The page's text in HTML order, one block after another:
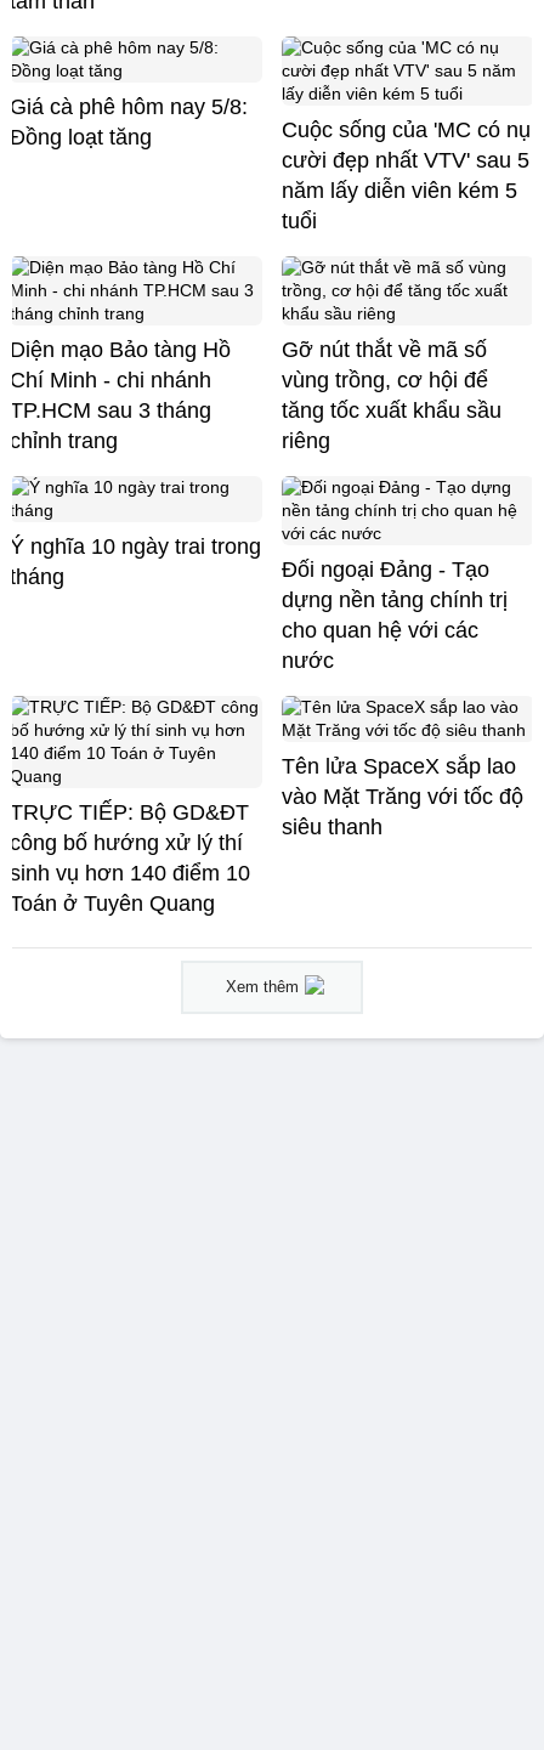
Giá cà phê hôm nay 5/8:
Đồng loạt tăng
Cuộc sống của 'MC có nụ
cười đẹp nhất VTV' sau 5
năm lấy diễn viên kém 5
tuổi
Diện mạo Bảo tàng Hồ
Chí Minh - chi nhánh
TP.HCM sau 3 tháng
chỉnh trang
Gỡ nút thắt về mã số
vùng trồng, cơ hội để
tăng tốc xuất khẩu sầu
riêng
Ý nghĩa 10 ngày trai trong
tháng
Đối ngoại Đảng - Tạo
dựng nền tảng chính trị
cho quan hệ với các
nước
TRỰC TIẾP: Bộ GD&ĐT
công bố hướng xử lý thí
sinh vụ hơn 140 điểm 10
Toán ở Tuyên Quang
Tên lửa SpaceX sắp lao
vào Mặt Trăng với tốc độ
siêu thanh
Xem thêm